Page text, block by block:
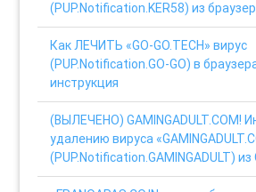
(PUP.Notification.KER58) из
Как ЛЕЧИТЬ «GO-GO.TECH» вирус
(PUP.Notification.GO-GO) в
инструкция
(ВЫЛЕЧЕНО) GAMINGADULT.COM!
удалению вируса
(PUP.Notification.GAMINGADULT)